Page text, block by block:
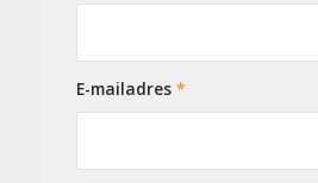
E-mailadres *